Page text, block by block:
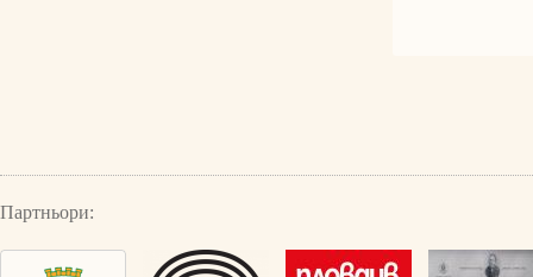
Партньори: